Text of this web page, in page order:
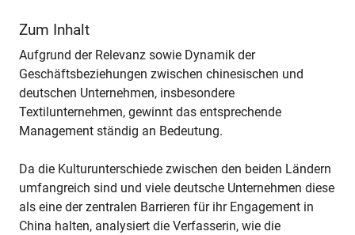
Zum Inhalt
Aufgrund der Relevanz sowie Dynamik der
Geschäftsbeziehungen zwischen chinesischen und
deutschen Unternehmen, insbesondere
Textilunternehmen, gewinnt das entsprechende
Management ständig an Bedeutung.
Da die Kulturunterschiede zwischen den beiden Ländern
umfangreich sind und viele deutsche Unternehmen diese
als eine der zentralen Barrieren für ihr Engagement in
China halten, analysiert die Verfasserin, wie die